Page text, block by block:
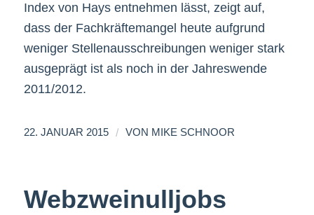
Index von Hays entnehmen lässt, zeigt auf,
dass der Fachkräftemangel heute aufgrund
weniger Stellenausschreibungen weniger stark
ausgeprägt ist als noch in der Jahreswende
2011/2012.
22. JANUAR 2015 / VON MIKE SCHNOOR
Webzweinulljobs